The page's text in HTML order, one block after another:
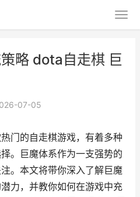
略 dota自走棋 巨
07-05
门的自走棋游戏，有着多种
。巨魔体系作为一支强势的
。本文将带你深入了解巨魔
力，并教你如何在游戏中充